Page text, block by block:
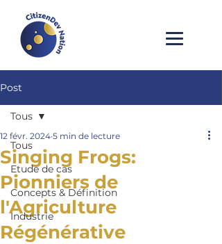
Post
Tous
Etude de cas
Concepts & Définition
Industrie
Tous
Singing Frogs:
Pionniers de
l'Agriculture
Régénérative
12 févr. 2024 5 min de lecture